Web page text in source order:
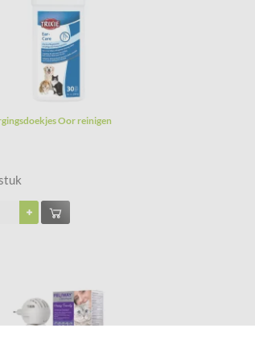
Oor reinigen